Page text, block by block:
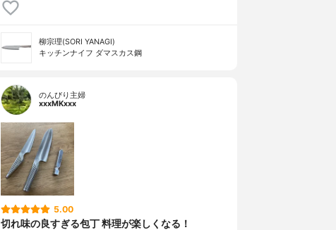
柳宗理(SORI YANAGI)
キッチンナイフ ダマスカス鋼
のんびり主婦
xxxMKxxx
5.00
切れ味の良すぎる包丁 料理が楽しくなる！